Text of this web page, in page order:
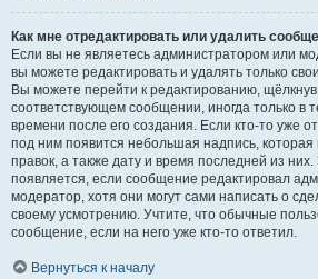
Как мне отредактировать или удалить
Если вы не являетесь администратором или
вы можете редактировать и удалять только
Вы можете перейти к редактированию, щёлкнув
соответствующем сообщении, иногда только в
времени после его создания. Если кто-то уже
под ним появится небольшая надпись, которая
правок, а также дату и время последней из
появляется, если сообщение редактировал
модератор, хотя они могут сами написать о
своему усмотрению. Учтите, что обычные
сообщение, если на него уже кто-то ответил.
Вернуться к началу